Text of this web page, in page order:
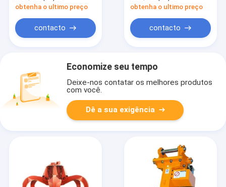
obtenha o ultimo preço
contacto
obtenha o ultimo preço
contacto
Economize seu tempo
Deixe-nos contatar os melhores produtos
com você.
Dê a sua exigência